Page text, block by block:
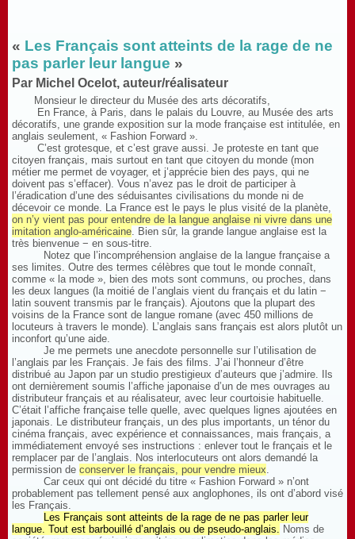
« Les Français sont atteints de la rage de ne
pas parler leur langue »
Par Michel Ocelot, auteur/réalisateur
Monsieur le directeur du Musée des arts décoratifs,
En France, à Paris, dans le palais du Louvre, au Musée des arts
décoratifs, une grande exposition sur la mode française est intitulée, en
anglais seulement, « Fashion Forward ».
C’est grotesque, et c’est grave aussi. Je proteste en tant que
citoyen français, mais surtout en tant que citoyen du monde (mon
métier me permet de voyager, et j’apprécie bien des pays, qui ne
doivent pas s’effacer). Vous n’avez pas le droit de participer à
l’éradication d’une des séduisantes civilisations du monde ni de
décevoir ce monde. La France est le pays le plus visité de la planète,
on n’y vient pas pour entendre de la langue anglaise ni vivre dans une
imitation anglo-américaine. Bien sûr, la grande langue anglaise est la
très bienvenue − en sous-titre.
Notez que l’incompréhension anglaise de la langue française a
ses limites. Outre des termes célèbres que tout le monde connaît,
comme « la mode », bien des mots sont communs, ou proches, dans
les deux langues (la moitié de l’anglais vient du français et du latin −
latin souvent transmis par le français). Ajoutons que la plupart des
voisins de la France sont de langue romane (avec 450 millions de
locuteurs à travers le monde). L’anglais sans français est alors plutôt un
inconfort qu’une aide.
Je me permets une anecdote personnelle sur l’utilisation de
l’anglais par les Français. Je fais des films. J’ai l’honneur d’être
distribué au Japon par un studio prestigieux d’auteurs que j’admire. Ils
ont dernièrement soumis l’affiche japonaise d’un de mes ouvrages au
distributeur français et au réalisateur, avec leur courtoisie habituelle.
C’était l’affiche française telle quelle, avec quelques lignes ajoutées en
japonais. Le distributeur français, un des plus importants, un ténor du
cinéma français, avec expérience et connaissances, mais français, a
immédiatement envoyé ses instructions : enlever tout le français et le
remplacer par de l’anglais. Nos interlocuteurs ont alors demandé la
permission de conserver le français, pour vendre mieux.
Car ceux qui ont décidé du titre « Fashion Forward » n’ont
probablement pas tellement pensé aux anglophones, ils ont d’abord visé
les Français.
Les Français sont atteints de la rage de ne pas parler leur
langue. Tout est barbouillé d’anglais ou de pseudo-anglais. Noms de